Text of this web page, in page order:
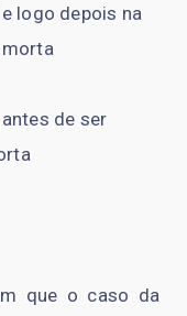
logo depois na
de ser
que o caso da